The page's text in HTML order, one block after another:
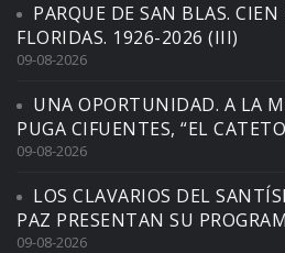
PARQUE DE SAN BLAS. CIEN
FLORIDAS. 1926-2026 (III)
09-08-2026
UNA OPORTUNIDAD. A LA
PUGA CIFUENTES, “EL
09-08-2026
LOS CLAVARIOS DEL
PAZ PRESENTAN SU
09-08-2026